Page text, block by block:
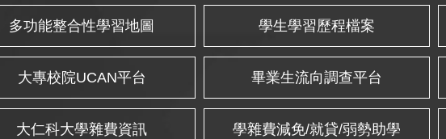
多功能整合性學習地圖 學生學習歷程檔案
大專校院UCAN平台 畢業生流向調查平台
大仁科大學雜費資訊 學雜費減免/就貸/弱勢助學